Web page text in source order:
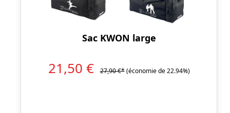
Sac KWON large
21,50 € 27,90 €* (économie de 22.94%)